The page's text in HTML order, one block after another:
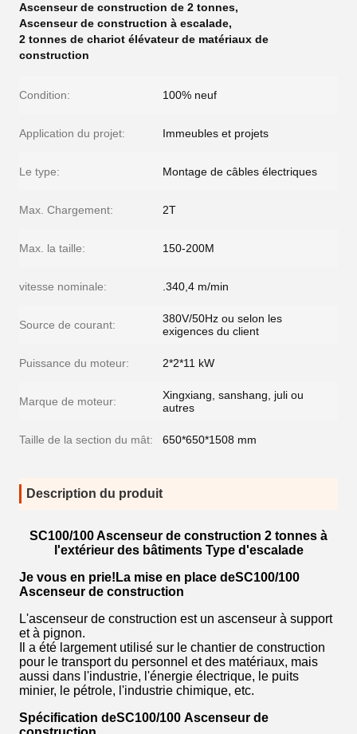
Ascenseur de construction de 2 tonnes,
Ascenseur de construction à escalade,
2 tonnes de chariot élévateur de matériaux de
construction
Condition: 100% neuf
Application du projet: Immeubles et projets
Le type: Montage de câbles électriques
Max. Chargement: 2T
Max. la taille: 150-200M
vitesse nominale: .340,4 m/min
Source de courant:
380V/50Hz ou selon les
exigences du client
Puissance du moteur: 2*2*11 kW
Marque de moteur:
Xingxiang, sanshang, juli ou
autres
Taille de la section du mât: 650*650*1508 mm
Description du produit
SC100/100 Ascenseur de construction 2 tonnes à
l'extérieur des bâtiments Type d'escalade
Je vous en prie! La mise en place deSC100/100
Ascenseur de construction
L'ascenseur de construction est un ascenseur à support
et à pignon.
Il a été largement utilisé sur le chantier de construction
pour le transport du personnel et des matériaux, mais
aussi dans l'industrie, l'énergie électrique, le puits
minier, le pétrole, l'industrie chimique, etc.
Spécification deSC100/100 Ascenseur de